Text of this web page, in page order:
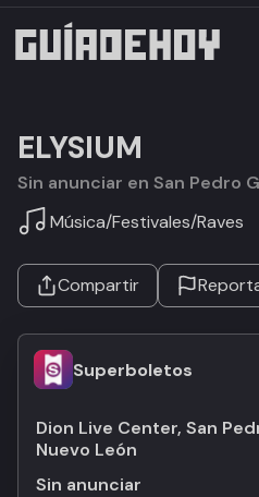
ELYSIUM
Sin anunciar en San Pedro
Música/Festivales/Raves
Compartir
Superboletos
Dion Live Center, San
Nuevo León
Sin anunciar